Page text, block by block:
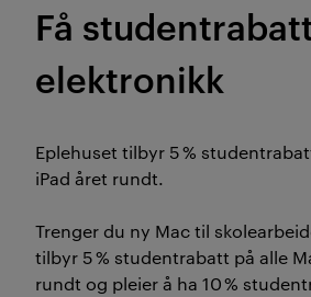
Få
elektronikk
Eplehuset tilbyr 5 %
iPad året rundt.
Trenger du ny Mac til
tilbyr 5 % studentrabatt på alle
rundt og pleier å ha 10 %